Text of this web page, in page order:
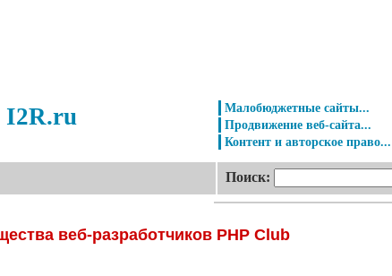
I2R.ru
Малобюджетные сайты...
Продвижение веб-сайта...
Контент и авторское право...
Поиск:
веб-разработчиков PHP Club